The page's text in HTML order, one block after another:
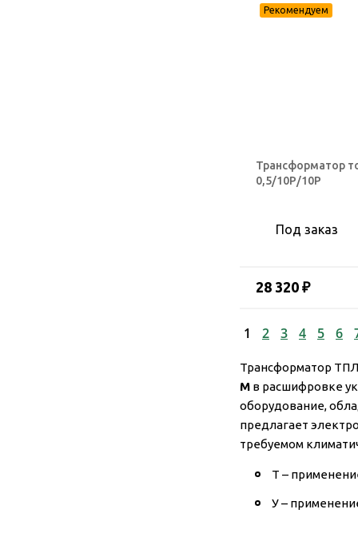
Трансформатор
0,5/10Р/10Р
Под заказ
28 320 ₽
1 2 3 4 5 6
Трансформатор
М в расшифровке
оборудование,
предлагает
требуемом
Т –
У –